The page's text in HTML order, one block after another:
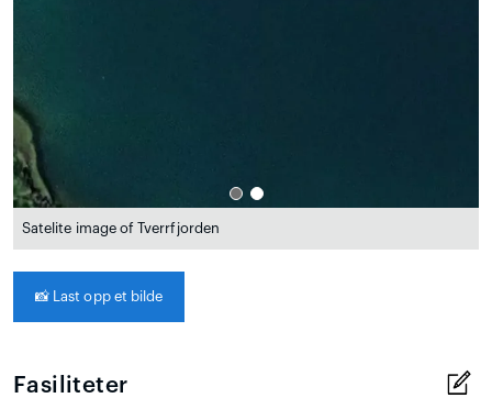
Satelite image of Tverrfjorden
📸 Last opp et bilde
Fasiliteter